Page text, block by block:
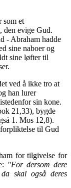
som et
, den evige Gud.
- Abraham hadde
sine naboer og
sine løfter til
ved å ikke tro at
han lurer
sin kone.
21,33), bygde
1. Mos 12,8).
til Gud
for tilgivelse for
"For dersom dere
da skal også deres